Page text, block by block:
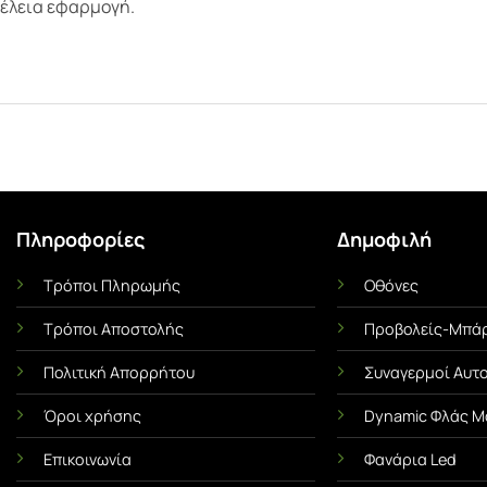
εφαρμογή.
Πληροφορίες
Τρόποι Πληρωμής
Τρόποι Αποστολής
Πολιτική Απορρήτου
Όροι χρήσης
Επικοινωνία
Δημοφιλή
Οθόνες
Προβολείς-
Συναγερμοί
Dynamic Φλάς
Φανάρια Led
Όσα
ή
ΜΕΜΒΡΆΝΕΣ ΟΧΗΜΆΤΩΝ
Αντηλιακές Μεμβράνες Αυτοκινήτου
Πλήρης Οδηγός! Πλεονεκτήματα &
Χρήσιμες Συμβουλές
Οι αντηλιακές μεμβράνες
(γνωστές και ως φιμέ
Αντιχαρακτική
Ασπίδα του
Τι είναι η
(Paint